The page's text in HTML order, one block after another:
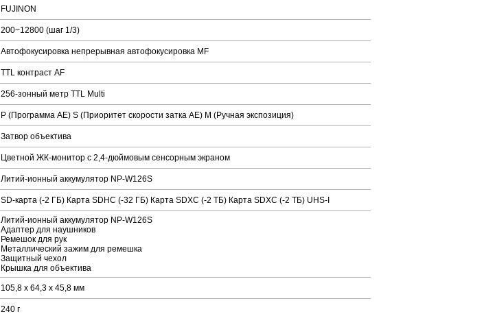
FUJINON
200~12800 (шаг 1/3)
Автофокусировка непрерывная автофокусировка MF
TTL контраст AF
256-зонный метр TTL Multi
P (Программа AE) S (Приоритет скорости затка AE) M (Ручная экспозиция)
Затвор объектива
Цветной ЖК-монитор с 2,4-дюймовым сенсорным экраном
Литий-ионный аккумулятор NP-W126S
SD-карта (-2 ГБ) Карта SDHC (-32 ГБ) Карта SDXC (-2 ТБ) Карта SDXC (-2 ТБ) UHS-I
Литий-ионный аккумулятор NP-W126S
Адаптер для наушников
Ремешок для рук
Металлический зажим для ремешка
Защитный чехол
Крышка для объектива
105,8 х 64,3 х 45,8 мм
240 г